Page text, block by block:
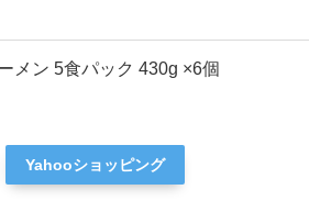
メン 5食パック 430g ×6個
Yahooショッピング